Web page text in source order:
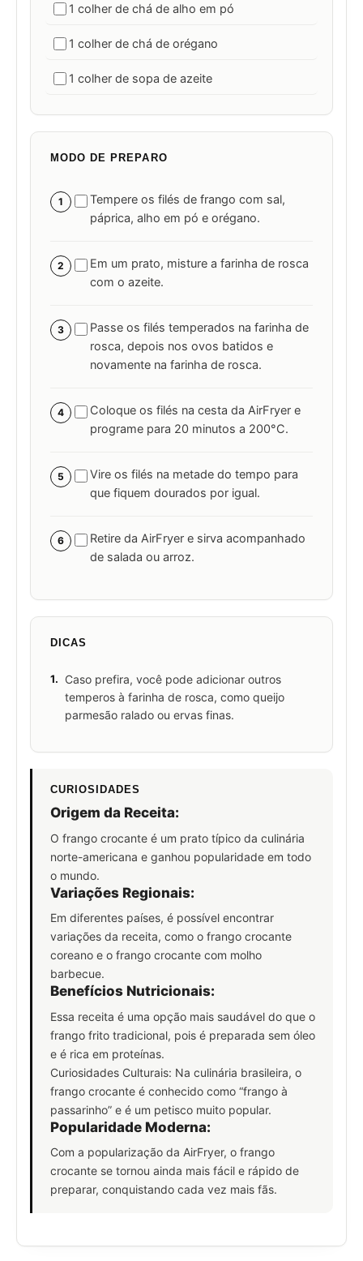
1 colher de chá de alho em pó
1 colher de chá de orégano
1 colher de sopa de azeite
MODO DE PREPARO
1
Tempere os filés de frango com sal,
páprica, alho em pó e orégano.
2
Em um prato, misture a farinha de rosca
com o azeite.
3
Passe os filés temperados na farinha de
rosca, depois nos ovos batidos e
novamente na farinha de rosca.
4
Coloque os filés na cesta da AirFryer e
programe para 20 minutos a 200°C.
5
Vire os filés na metade do tempo para
que fiquem dourados por igual.
6
Retire da AirFryer e sirva acompanhado
de salada ou arroz.
DICAS
1.
Caso prefira, você pode adicionar outros
temperos à farinha de rosca, como queijo
parmesão ralado ou ervas finas.
CURIOSIDADES
Origem da Receita:
O frango crocante é um prato típico da culinária
norte-americana e ganhou popularidade em todo
o mundo.
Variações Regionais:
Em diferentes países, é possível encontrar
variações da receita, como o frango crocante
coreano e o frango crocante com molho
barbecue.
Benefícios Nutricionais:
Essa receita é uma opção mais saudável do que o
frango frito tradicional, pois é preparada sem óleo
e é rica em proteínas.
Curiosidades Culturais: Na culinária brasileira, o
frango crocante é conhecido como “frango à
passarinho” e é um petisco muito popular.
Popularidade Moderna:
Com a popularização da AirFryer, o frango
crocante se tornou ainda mais fácil e rápido de
preparar, conquistando cada vez mais fãs.